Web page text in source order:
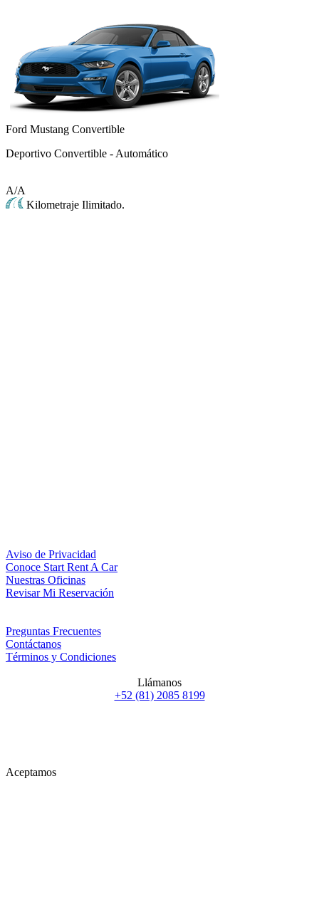
Ford Mustang Convertible
Deportivo Convertible - Automático
A/A
Kilometraje Ilimitado.
Aviso de Privacidad
Conoce Start Rent A Car
Nuestras Oficinas
Revisar Mi Reservación
Preguntas Frecuentes
Contáctanos
Términos y Condiciones
Llámanos
+52 (81) 2085 8199
Aceptamos